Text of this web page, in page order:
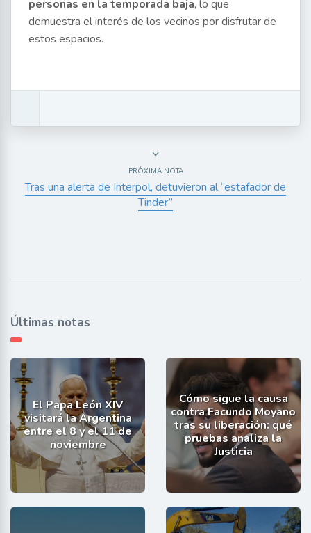
personas en la temporada baja, lo que
demuestra el interés de los vecinos por disfrutar de
estos espacios.
PRÓXIMA NOTA
Tras una alerta de Interpol, detuvieron al “estafador de
Tinder”
Últimas notas
El Papa León XIV
visitará la Argentina
entre el 8 y el 11 de
noviembre
Cómo sigue la causa
contra Facundo Moyano
tras su liberación: qué
pruebas analiza la
Justicia